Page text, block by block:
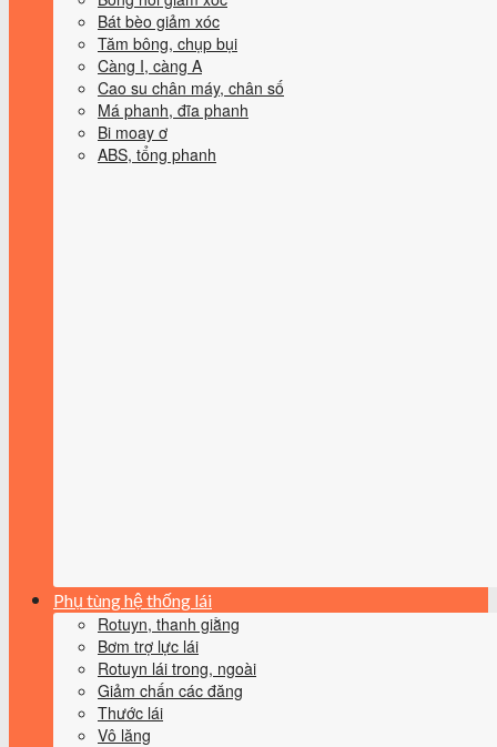
Bát bèo giảm xóc
Tăm bông, chụp bụi
Càng I, càng A
Cao su chân máy, chân số
Má phanh, đĩa phanh
Bi moay ơ
ABS, tổng phanh
Phụ tùng hệ thống lái
Rotuyn, thanh giằng
Bơm trợ lực lái
Rotuyn lái trong, ngoài
Giảm chấn các đăng
Thước lái
Vô lăng